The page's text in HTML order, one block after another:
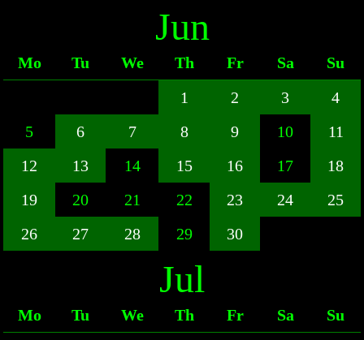
Jun
Mo Tu We Th Fr Sa
Su
1
2 3
4
5
6 7 8 9 10
11
12
13 14 15 16 17
18
19
20 21 22 23 24
25
26
27 28 29 30
Jul
Mo Tu We Th Fr Sa
Su